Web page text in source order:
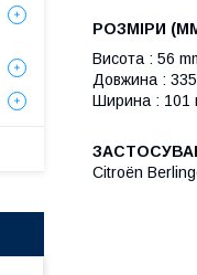
РОЗМІРИ
Висота : 56
Довжина :
Ширина : 101
Citroën